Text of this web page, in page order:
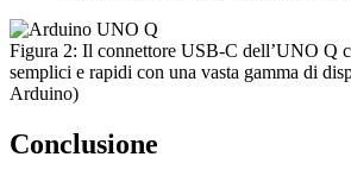
Figura 2: Il connettore USB-C dell’UNO Q
semplici e rapidi con una vasta gamma di
Arduino)
Conclusione